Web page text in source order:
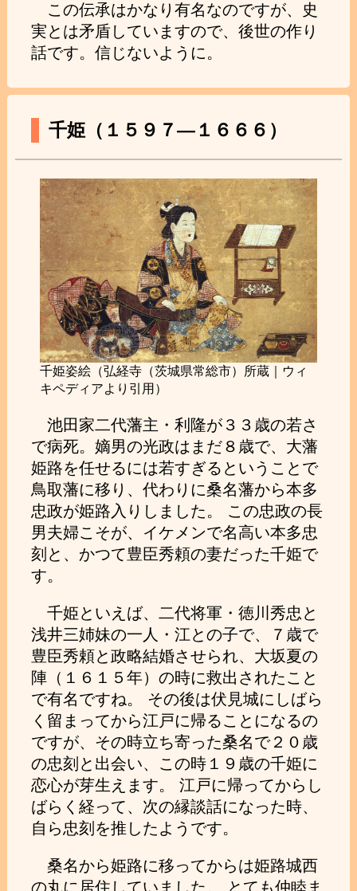
この伝承はかなり有名なのですが、史
実とは矛盾していますので、後世の作り
話です。信じないように。
千姫（１５９７―１６６６）
千姫姿絵（弘経寺（茨城県常総市）所蔵｜ウィ
キペディアより引用）
池田家二代藩主・利隆が３３歳の若さ
で病死。嫡男の光政はまだ８歳で、大藩
姫路を任せるには若すぎるということで
鳥取藩に移り、代わりに桑名藩から本多
忠政が姫路入りしました。 この忠政の長
男夫婦こそが、イケメンで名高い本多忠
刻と、かつて豊臣秀頼の妻だった千姫で
す。
千姫といえば、二代将軍・徳川秀忠と
浅井三姉妹の一人・江との子で、７歳で
豊臣秀頼と政略結婚させられ、大坂夏の
陣（１６１５年）の時に救出されたこと
で有名ですね。 その後は伏見城にしばら
く留まってから江戸に帰ることになるの
ですが、その時立ち寄った桑名で２０歳
の忠刻と出会い、この時１９歳の千姫に
恋心が芽生えます。 江戸に帰ってからし
ばらく経って、次の縁談話になった時、
自ら忠刻を推したようです。
桑名から姫路に移ってからは姫路城西
の丸に居住していました。 とても仲睦ま